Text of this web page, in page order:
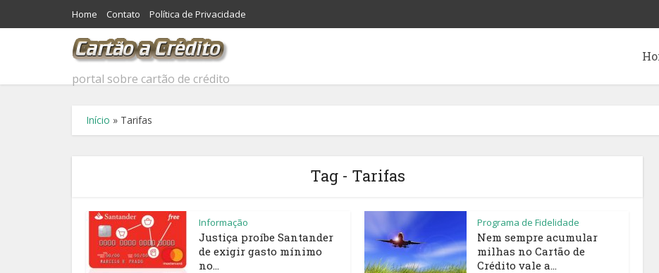
Home Contato Política de Privacidade
portal sobre cartão de crédito
Início » Tarifas
Tag - Tarifas
Informação
Justiça proíbe Santander
de exigir gasto mínimo
no...
Programa de Fidelidade
Nem sempre acumular
milhas no Cartão de
Crédito vale a...